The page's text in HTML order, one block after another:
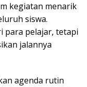
kegiatan menarik
siswa.
para pelajar, tetapi
jalannya
agenda rutin